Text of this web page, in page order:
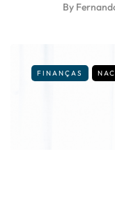
By
FINANÇAS